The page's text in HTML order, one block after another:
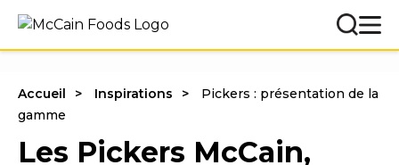
Accueil Inspirations
Pickers : présentation de la
gamme
Les Pickers McCain,